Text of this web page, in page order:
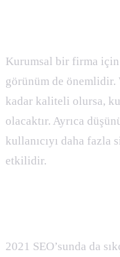
Kurumsal bir firma için
görünüm de önemlidir.
kadar kaliteli olursa,
olacaktır. Ayrıca
kullanıcıyı daha fazla
etkilidir.
2021 SEO’sunda da